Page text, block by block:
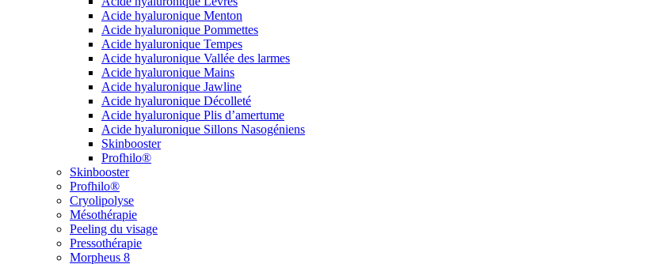
Acide hyaluronique Menton
Acide hyaluronique Pommettes
Acide hyaluronique Tempes
Acide hyaluronique Vallée des larmes
Acide hyaluronique Mains
Acide hyaluronique Jawline
Acide hyaluronique Décolleté
Acide hyaluronique Plis d’amertume
Acide hyaluronique Sillons Nasogéniens
Skinbooster
Profhilo®
Skinbooster
Profhilo®
Cryolipolyse
Mésothérapie
Peeling du visage
Pressothérapie
Morpheus 8